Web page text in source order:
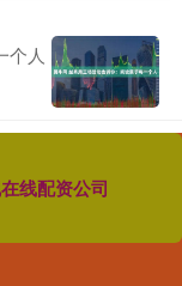
个人
线配资公司